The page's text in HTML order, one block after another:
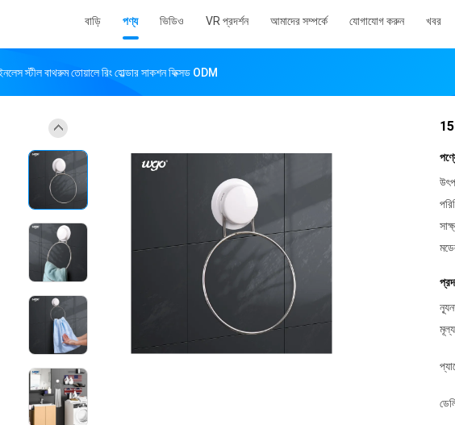
বাড়ি পণ্য ভিডিও VR প্রদর্শন আমাদের সম্পর্কে যোগাযোগ করুন খবর
স্টীল বাথরুম তোয়ালে রিং হোল্ডার সাকশন ফিক্সড ODM